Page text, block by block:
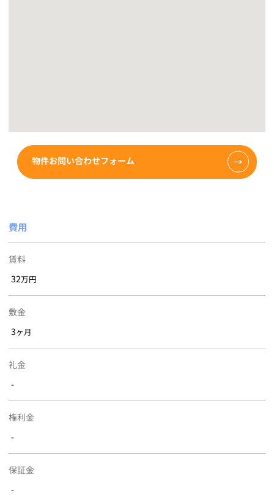
物件お問い合わせフォーム
費用
賃料
32万円
敷金
3ヶ月
礼金
-
権利金
-
保証金
-